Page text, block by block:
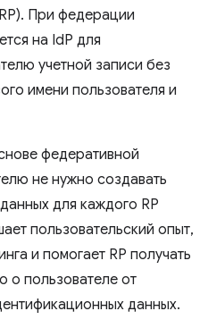
При федерации
на IdP для
учетной записи без
имени пользователя и
федеративной
не нужно создавать
для каждого RP
пользовательский опыт,
и помогает RP получать
пользователе от
данных.